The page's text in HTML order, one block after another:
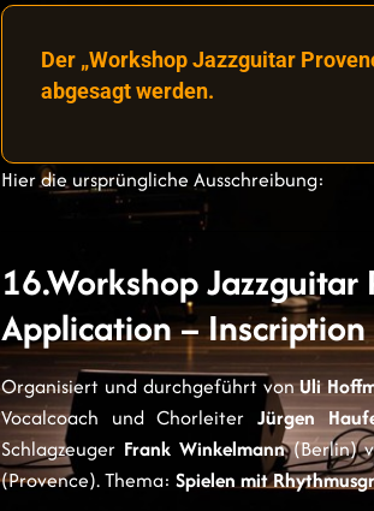
Der „Workshop Jazzguitar
abgesagt werden.
Hier die ursprüngliche Ausschreibung:
16.Workshop
Application –
Organisiert und durchgeführt vonUli
Vocalcoach und Chorleiter Jürgen
Schlagzeuger Frank Winkelmann(Berlin)
(Provence). Thema: Spielen mit